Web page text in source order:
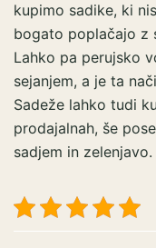
kupimo sadike, ki
bogato poplačajo z
Lahko pa perujsko
sejanjem, a je ta
Sadeže lahko tudi
prodajalnah, še
sadjem in zelenjavo.